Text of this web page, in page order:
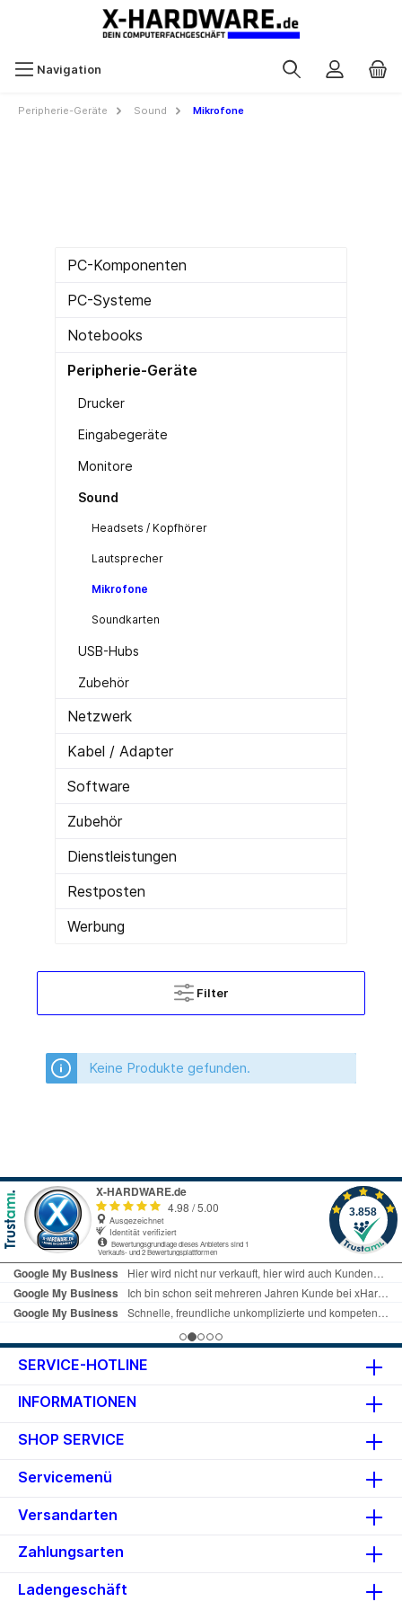
Navigation
Peripherie-Geräte Sound Mikrofone
PC-Komponenten
PC-Systeme
Notebooks
Peripherie-Geräte
Drucker
Eingabegeräte
Monitore
Sound
Headsets / Kopfhörer
Lautsprecher
Mikrofone
Soundkarten
USB-Hubs
Zubehör
Netzwerk
Kabel / Adapter
Software
Zubehör
Dienstleistungen
Restposten
Werbung
Filter
Keine Produkte gefunden.
SERVICE-HOTLINE
INFORMATIONEN
SHOP SERVICE
Servicemenü
Versandarten
Zahlungsarten
Ladengeschäft